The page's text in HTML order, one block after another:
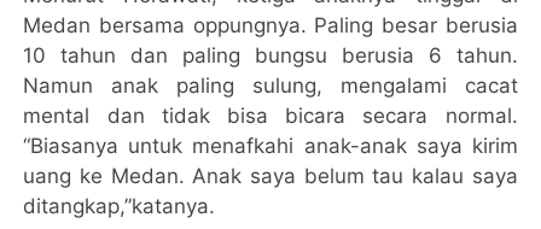
Medan bersama oppungnya. Paling besar berusia
10 tahun dan paling bungsu berusia 6 tahun.
Namun anak paling sulung, mengalami cacat
mental dan tidak bisa bicara secara normal.
“Biasanya untuk menafkahi anak-anak saya kirim
uang ke Medan. Anak saya belum tau kalau saya
ditangkap,”katanya.